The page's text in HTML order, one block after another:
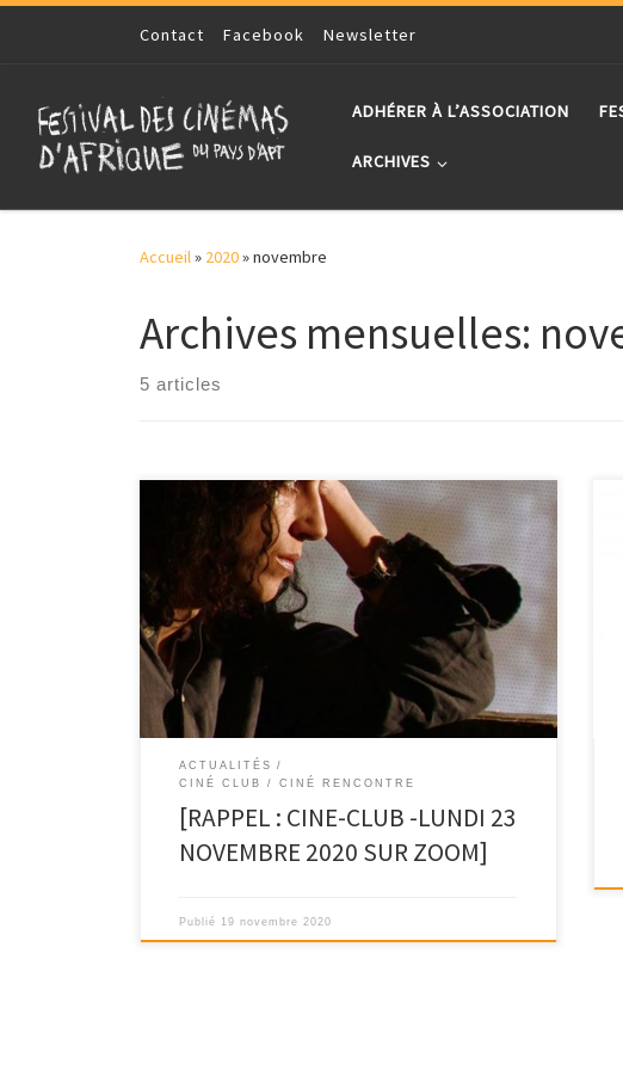
Skip to contentContact Facebook Newsletter
ADHÉRER À L’ASSOCIATION
ARCHIVES
Accueil» 2020»novembre
Archives mensuelles:
5 articles
Ce lundi 23 novembre prochain, le ciné-club aura lieu
à 18h, un nouveau ciné-club en […]
ACTUALITÉS
CINÉ CLUB / CINÉ RENCONTRE
[RAPPEL : CINE-CLUB -LUNDI 23
NOVEMBRE 2020 SUR ZOOM]
Publié 19 novembre 2020